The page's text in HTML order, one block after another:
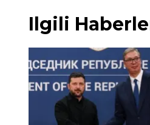
Ilgili